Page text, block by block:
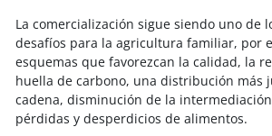
La comercialización sigue siendo uno de
desafíos para la agricultura familiar, por
esquemas que favorezcan la calidad, la
huella de carbono, una distribución más
cadena, disminución de la
pérdidas y desperdicios de alimentos.